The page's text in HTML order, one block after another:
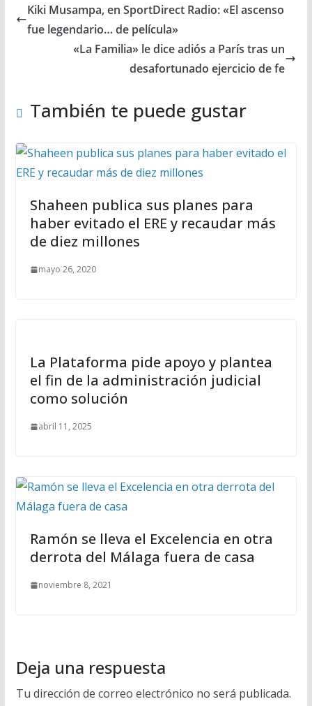
Kiki Musampa, en SportDirect Radio: «El ascenso
fue legendario… de película»
«La Familia» le dice adiós a París tras un
desafortunado ejercicio de fe
También te puede gustar
Shaheen publica sus planes para
haber evitado el ERE y recaudar más
de diez millones
mayo 26, 2020
La Plataforma pide apoyo y plantea
el fin de la administración judicial
como solución
abril 11, 2025
Ramón se lleva el Excelencia en otra
derrota del Málaga fuera de casa
noviembre 8, 2021
Deja una respuesta
Tu dirección de correo electrónico no será publicada.